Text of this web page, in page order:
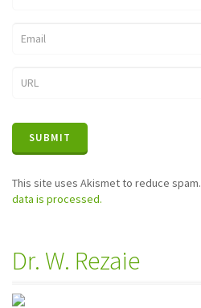
This site uses Akismet to reduce spam.
data is processed.
Dr. W. Rezaie